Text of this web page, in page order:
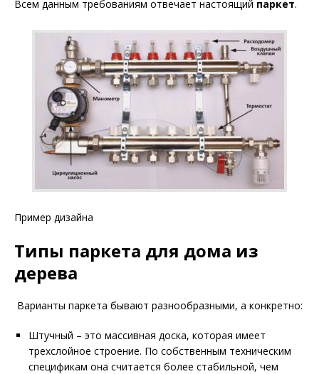
Всем данным требованиям отвечает настоящий паркет.
Пример дизайна
Типы паркета для дома из
дерева
Варианты паркета бывают разнообразными, а конкретно:
Штучный – это массивная доска, которая имеет
трехслойное строение. По собственным техническим
спецификам она считается более стабильной, чем